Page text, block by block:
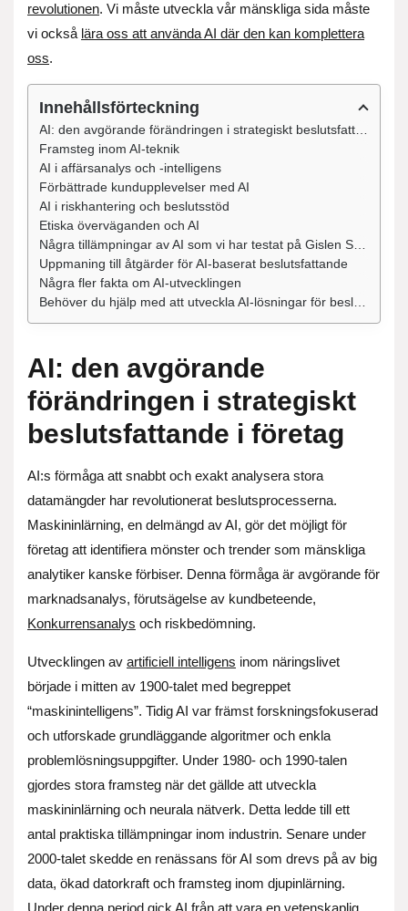
revolutionen. Vi måste utveckla vår mänskliga sida måste
vi också lära oss att använda AI där den kan komplettera
oss.
Innehållsförteckning
AI: den avgörande förändringen i strategiskt beslutsfattande i företag
Framsteg inom AI-teknik
AI i affärsanalys och -intelligens
Förbättrade kundupplevelser med AI
AI i riskhantering och beslutsstöd
Etiska överväganden och AI
Några tillämpningar av AI som vi har testat på Gislen Software
Uppmaning till åtgärder för AI-baserat beslutsfattande
Några fler fakta om AI-utvecklingen
Behöver du hjälp med att utveckla AI-lösningar för beslutsfattande i företag?
AI: den avgörande
förändringen i strategiskt
beslutsfattande i företag
AI:s förmåga att snabbt och exakt analysera stora
datamängder har revolutionerat beslutsprocesserna.
Maskininlärning, en delmängd av AI, gör det möjligt för
företag att identifiera mönster och trender som mänskliga
analytiker kanske förbiser. Denna förmåga är avgörande för
marknadsanalys, förutsägelse av kundbeteende,
Konkurrensanalys och riskbedömning.
Utvecklingen av artificiell intelligens inom näringslivet
började i mitten av 1900-talet med begreppet
“maskinintelligens”. Tidig AI var främst forskningsfokuserad
och utforskade grundläggande algoritmer och enkla
problemlösningsuppgifter. Under 1980- och 1990-talen
gjordes stora framsteg när det gällde att utveckla
maskininlärning och neurala nätverk. Detta ledde till ett
antal praktiska tillämpningar inom industrin. Senare under
2000-talet skedde en renässans för AI som drevs på av big
data, ökad datorkraft och framsteg inom djupinlärning.